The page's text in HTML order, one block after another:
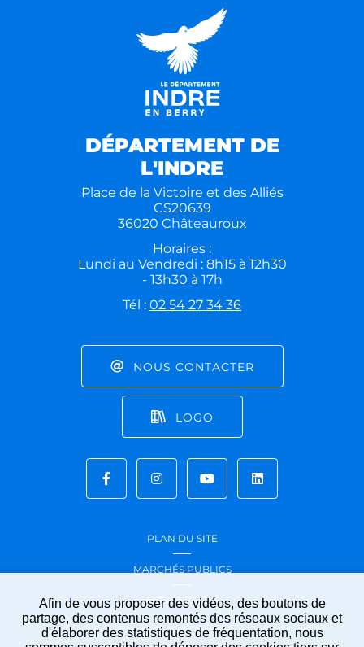
Afin de vous proposer des vidéos, des boutons de
partage, des contenus remontés des réseaux sociaux et
d'élaborer des statistiques de fréquentation, nous
DÉPARTEMENT DE
L'INDRE
Place de la Victoire et des Alliés
CS20639
36020 Châteauroux
Horaires :
Lundi au Vendredi : 8h15 à 12h30
- 13h30 à 17h
Tél : 02 54 27 34 36
NOUS CONTACTER
LOGO
PLAN DU SITE
MARCHÉS PUBLICS
ACCESSIBILITÉ
MENTIONS LÉGALES